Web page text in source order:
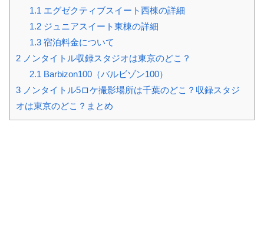
1.1 エグゼクティブスイート西棟の詳細
1.2ジュニアスイート東棟の詳細
1.3宿泊料金について
2 ノンタイトル収録スタジオは東京のどこ？
2.1 Barbizon100（バルビゾン100）
3 ノンタイトル5ロケ撮影場所は千葉のどこ？収録スタジ
オは東京のどこ？まとめ